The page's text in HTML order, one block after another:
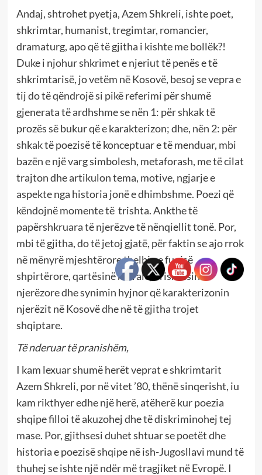
Andaj, shtrohet pyetja, Azem Shkreli, ishte poet,
shkrimtar, humanist, tregimtar, romancier,
dramaturg, apo që të gjitha i kishte me bollëk?!
Duke i njohur shkrimet e njeriut të penës e të
shkrimtarisë, jo vetëm në Kosovë, besoj se vepra e
tij do të qëndrojë si pikë referimi për shumë
gjenerata të ardhshme se nën 1: për shkak të
prozës së bukur që e karakterizon; dhe, nën 2: për
shkak të poezisë të konceptuar e të menduar, mbi
bazën e një varg simbolesh, metaforash, me të cilat
trajton dhe artikulon tema, motive, ngjarje e
aspekte nga historia jonë e dhimbshme. Poezi që
këndojnë momente të trishta. Ankthe të
papërshkruara të njerëzve të nënqiellit tonë. Por,
mbi të gjitha, do të jetoj gjatë, për faktin se ajo rrok
në mënyrë mjeshtërore thelbin e fuqisë
shpirtërore, qartësinë morale, brishtësinë
njerëzore dhe synimin hyjnor që karakterizonin
njerëzit në Kosovë dhe në të gjitha trojet
shqiptare.
Të nderuar të pranishëm,
I kam lexuar shumë herët veprat e shkrimtarit
Azem Shkreli, por në vitet ’80, thënë sinqerisht, iu
kam rikthyer edhe një herë, atëherë kur poezia
shqipe filloi të akuzohej dhe të diskriminohej tej
mase. Por, gjithsesi duhet shtuar se poetët dhe
historia e poezisë shqipe në ish-Jugosllavi mund të
thuhej se ishte një ndër më tragjiket në Evropë. I